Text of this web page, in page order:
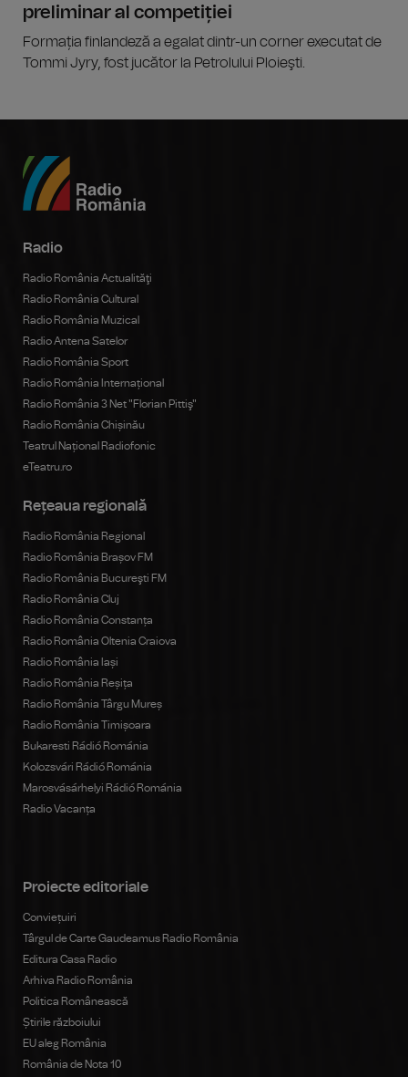
preliminar al competiției
Formația finlandeză a egalat dintr-un corner executat de
Tommi Jyry, fost jucător la Petrolului Ploieşti.
Radio
Radio România Actualităţi
Radio România Cultural
Radio România Muzical
Radio Antena Satelor
Radio România Sport
Radio România Internațional
Radio România 3 Net "Florian Pittiş"
Radio România Chișinău
Teatrul Național Radiofonic
eTeatru.ro
Rețeaua regională
Radio România Regional
Radio România Brașov FM
Radio România Bucureşti FM
Radio România Cluj
Radio România Constanța
Radio România Oltenia Craiova
Radio România Iași
Radio România Reșița
Radio România Târgu Mureș
Radio România Timișoara
Bukaresti Rádió Románia
Kolozsvári Rádió Románia
Marosvásárhelyi Rádió Románia
Radio Vacanța
Proiecte editoriale
Conviețuiri
Târgul de Carte Gaudeamus Radio România
Editura Casa Radio
Arhiva Radio România
Politica Românească
Știrile războiului
EU aleg România
România de Nota 10